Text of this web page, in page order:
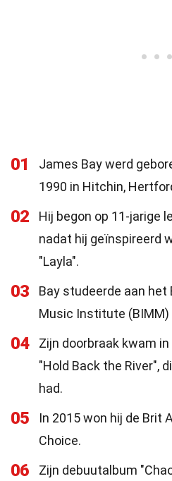
01
James Bay werd
1990 in Hitchin,
02
Hij begon op 11-jarige
nadat hij geïnspireerd
"Layla".
03
Bay studeerde aan het
Music Institute (BIMM)
04
Zijn doorbraak kwam
"Hold Back the River",
had.
05
In 2015 won hij de Brit
Choice.
06
Zijn debuutalbum